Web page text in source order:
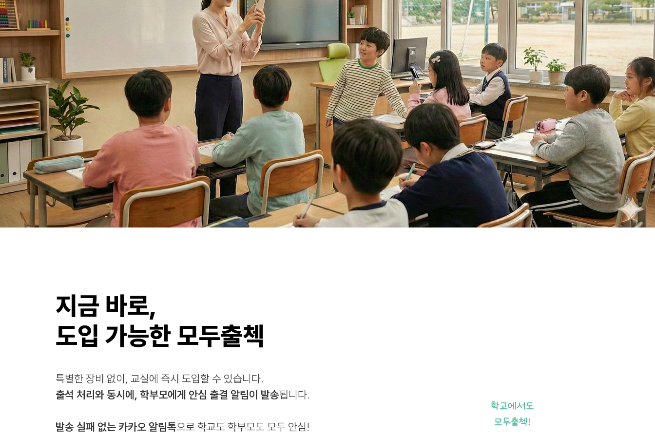
지금 바로,
도입 가능한 모두출첵
특별한 장비 없이, 교실에 즉시 도입할 수 있습니다.
출석 처리와 동시에, 학부모에게 안심 출결 알림이 발송됩니다.
발송 실패 없는 카카오 알림톡으로 학교도 학부모도 모두 안심!
학교에서도
모두출첵!